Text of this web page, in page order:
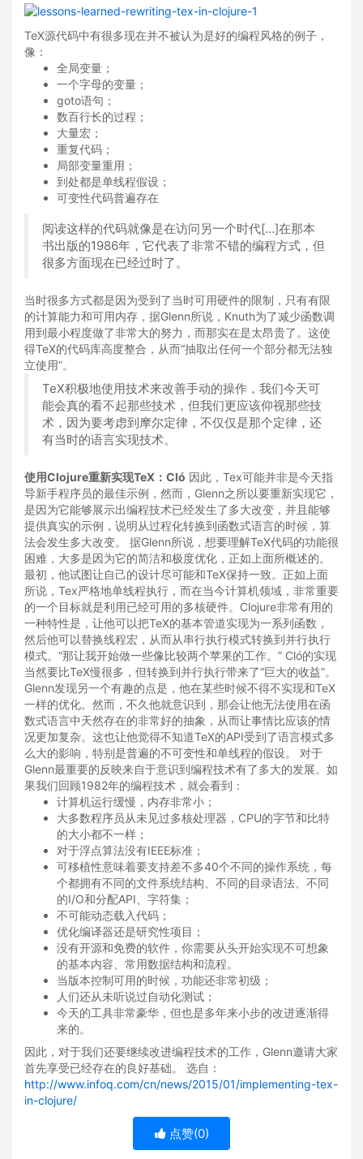
TeX源代码中有很多现在并不被认为是好的编程风格的例子，
像：
全局变量；
一个字母的变量；
goto语句；
数百行长的过程；
大量宏；
重复代码；
局部变量重用；
到处都是单线程假设；
可变性代码普遍存在
阅读这样的代码就像是在访问另一个时代[…]在那本
书出版的1986年，它代表了非常不错的编程方式，但
很多方面现在已经过时了。
当时很多方式都是因为受到了当时可用硬件的限制，只有有限
的计算能力和可用内存，据Glenn所说，Knuth为了减少函数调
用到最小程度做了非常大的努力，而那实在是太昂贵了。这使
得TeX的代码库高度整合，从而“抽取出任何一个部分都无法独
立使用”。
TeX积极地使用技术来改善手动的操作，我们今天可
能会真的看不起那些技术，但我们更应该仰视那些技
术，因为要考虑到摩尔定律，不仅仅是那个定律，还
有当时的语言实现技术。
使用Clojure重新实现TeX：Cló 因此，Tex可能并非是今天指
导新手程序员的最佳示例，然而，Glenn之所以要重新实现它，
是因为它能够展示出编程技术已经发生了多大改变，并且能够
提供真实的示例，说明从过程化转换到函数式语言的时候，算
法会发生多大改变。 据Glenn所说，想要理解TeX代码的功能很
困难，大多是因为它的简洁和极度优化，正如上面所概述的。
最初，他试图让自己的设计尽可能和TeX保持一致。正如上面
所说，Tex严格地单线程执行，而在当今计算机领域，非常重要
的一个目标就是利用已经可用的多核硬件。Clojure非常有用的
一种特性是，让他可以把TeX的基本管道实现为一系列函数，
然后他可以替换线程宏，从而从串行执行模式转换到并行执行
模式。“那让我开始做一些像比较两个苹果的工作。” Cló的实现
当然要比TeX慢很多，但转换到并行执行带来了“巨大的收益”。
Glenn发现另一个有趣的点是，他在某些时候不得不实现和TeX
一样的优化。然而，不久他就意识到，那会让他无法使用在函
数式语言中天然存在的非常好的抽象，从而让事情比应该的情
况更加复杂。这也让他觉得不知道TeX的API受到了语言模式多
么大的影响，特别是普遍的不可变性和单线程的假设。 对于
Glenn最重要的反映来自于意识到编程技术有了多大的发展。如
果我们回顾1982年的编程技术，就会看到：
计算机运行缓慢，内存非常小；
大多数程序员从未见过多核处理器，CPU的字节和比特
的大小都不一样；
对于浮点算法没有IEEE标准；
可移植性意味着要支持差不多40个不同的操作系统，每
个都拥有不同的文件系统结构、不同的目录语法、不同
的I/O和分配API、字符集；
不可能动态载入代码；
优化编译器还是研究性项目；
没有开源和免费的软件，你需要从头开始实现不可想象
的基本内容、常用数据结构和流程。
当版本控制可用的时候，功能还非常初级；
人们还从未听说过自动化测试；
今天的工具非常豪华，但也是多年来小步的改进逐渐得
来的。
因此，对于我们还要继续改进编程技术的工作，Glenn邀请大家
首先享受已经存在的良好基础。 选自：
http://www.infoq.com/cn/news/2015/01/implementing-tex-
in-clojure/
点赞(0)